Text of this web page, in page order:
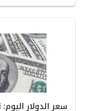
سعر الدولار